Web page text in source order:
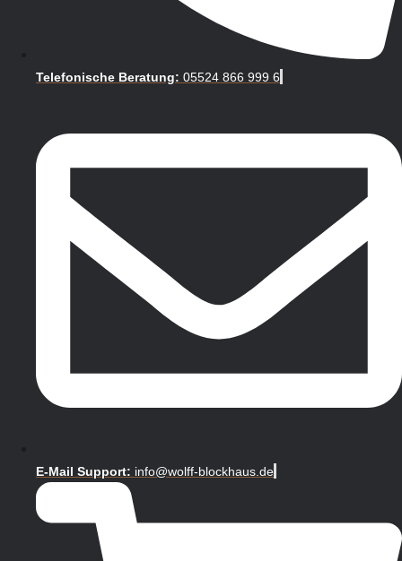
Telefonische Beratung: 05524 866 999 6
E-Mail Support: info@wolff-blockhaus.de